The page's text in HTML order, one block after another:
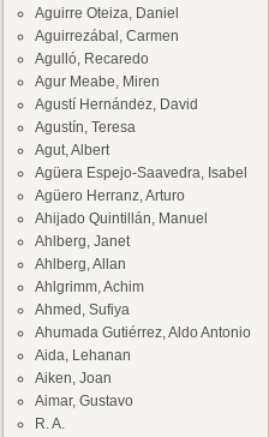
Aguirre Oteiza, Daniel
Aguirrezábal, Carmen
Agulló, Recaredo
Agur Meabe, Miren
Agustí Hernández, David
Agustín, Teresa
Agut, Albert
Agüera Espejo-Saavedra, Isabel
Agüero Herranz, Arturo
Ahijado Quintillán, Manuel
Ahlberg, Janet
Ahlberg, Allan
Ahlgrimm, Achim
Ahmed, Sufiya
Ahumada Gutiérrez, Aldo Antonio
Aida, Lehanan
Aiken, Joan
Aimar, Gustavo
R. A.